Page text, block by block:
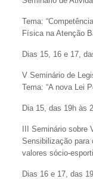
Tema:
Física na Atenção
Dias 15, 16 e 17,
V Seminário de
Tema: “A nova Lei
Dia 15, das 19h às
III Seminário
Sensibilização para
valores sócio-
Dias 16 e 17, das